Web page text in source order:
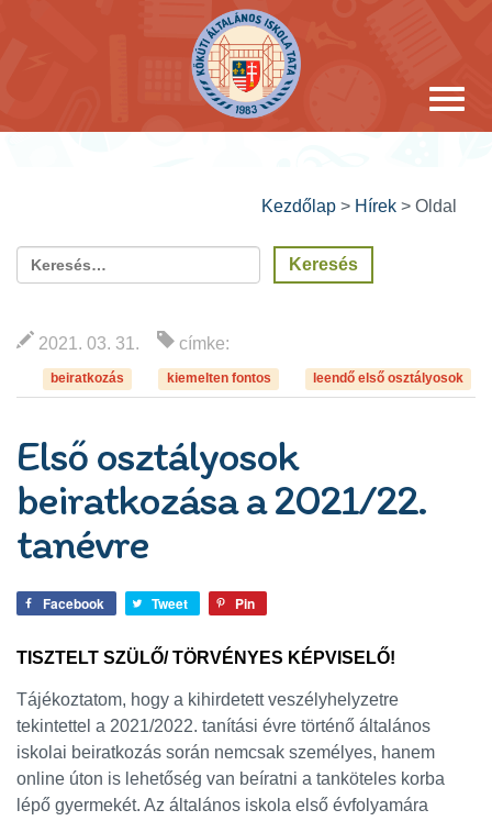
Kezdőlap > Hírek > Oldal
2021. 03. 31. címke:
beiratkozás kiemelten fontos leendő első osztályosok
Első osztályosok
beiratkozása a 2021/22.
tanévre
Facebook Tweet Pin
TISZTELT SZÜLŐ/ TÖRVÉNYES KÉPVISELŐ!
Tájékoztatom, hogy a kihirdetett veszélyhelyzetre
tekintettel a 2021/2022. tanítási évre történő általános
iskolai beiratkozás során nemcsak személyes, hanem
online úton is lehetőség van beíratni a tanköteles korba
lépő gyermekét. Az általános iskola első évfolyamára